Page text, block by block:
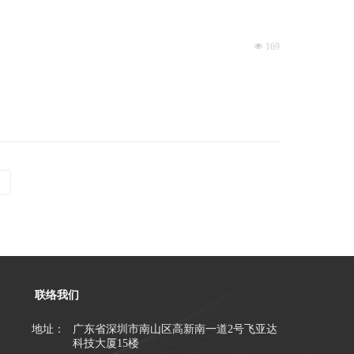
넶 169
联络我们
地址：
广东省深圳市南山区高新南一道2号飞亚达
科技大厦15楼